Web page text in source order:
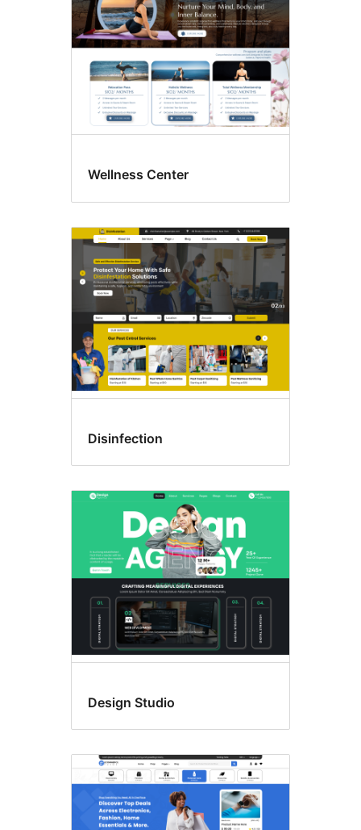
Wellness Center
Disinfection
Design Studio